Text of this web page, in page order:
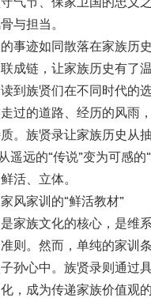
与担当。
事迹如同散落在家族历
成链，让家族历史有了
到族贤们在不同时代的
过的道路、经历的风雨
。族贤录让家族历史从
遥远的“传说”变为可感的
活、立体。
风家训的“鲜活教材”
家族文化的核心，是维
则。然而，单纯的家训
孙心中。族贤录则通过
，成为传递家族价值观的